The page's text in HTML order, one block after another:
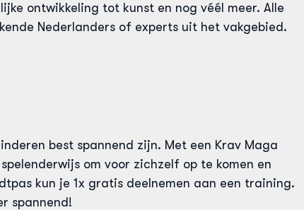
ontwikkeling tot kunst en nog véél meer. Alle
Nederlanders of experts uit het vakgebied.
best spannend zijn. Met een Krav Maga
om voor zichzelf op te komen en
kun je 1x gratis deelnemen aan een training.
spannend!